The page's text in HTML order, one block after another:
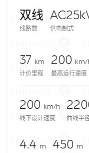
双线
线路数
供电制式
37
km
计价里程
200
km/
最高运行速度
200
km/h
线下设计速度
曲线半
4.4 m
450 m